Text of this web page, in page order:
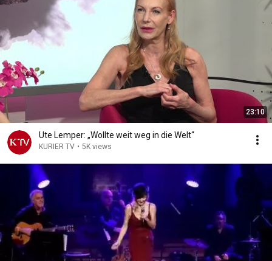
23:10
Ute Lemper: „Wollte weit weg in die Welt“
KURIER TV • 5K views